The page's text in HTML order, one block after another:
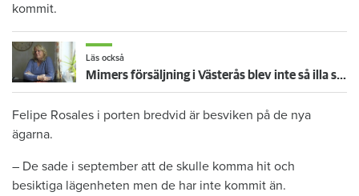
kommit.
Läs också
Mimers försäljning i Västerås blev inte så illa som hon trodde
Felipe Rosales i porten bredvid är besviken på de nya
ägarna.
– De sade i september att de skulle komma hit och
besiktiga lägenheten men de har inte kommit än.